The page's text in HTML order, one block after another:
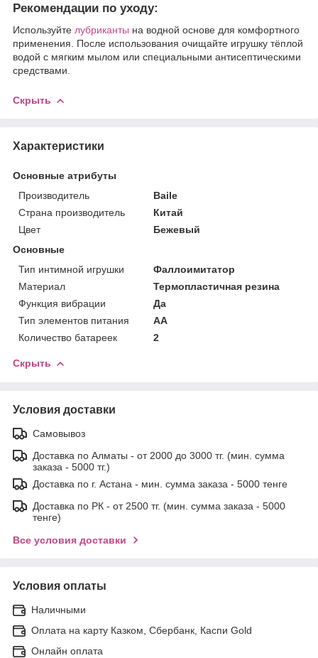
Рекомендации по уходу:
Используйте лубриканты на водной основе для комфортного
применения. После использования очищайте игрушку тёплой
водой с мягким мылом или специальными антисептическими
средствами.
Скрыть
Характеристики
Основные атрибуты
Производитель
Baile
Страна производитель
Китай
Цвет
Бежевый
Основные
Тип интимной игрушки
Фаллоимитатор
Материал
Термопластичная резина
Функция вибрации
Да
Тип элементов питания
AA
Количество батареек
2
Скрыть
Условия доставки
Самовывоз
Доставка по Алматы - от 2000 до 3000 тг. (мин. сумма
заказа - 5000 тг.)
Доставка по г. Астана - мин. сумма заказа - 5000 тенге
Доставка по РК - от 2500 тг. (мин. сумма заказа - 5000
тенге)
Все условия доставки
Условия оплаты
Наличными
Оплата на карту Казком, Сбербанк, Каспи Gold
Онлайн оплата